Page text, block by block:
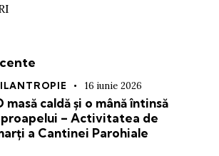
16 iunie 2026
masă caldă și o mână întinsă
– Activitatea de
a Cantinei Parohiale